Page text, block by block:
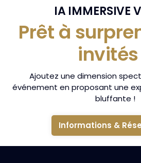
IA IMMERSIVE
Prêt à
invités
Ajoutez une dimension
événement en proposant une
bluffante !
Informations &